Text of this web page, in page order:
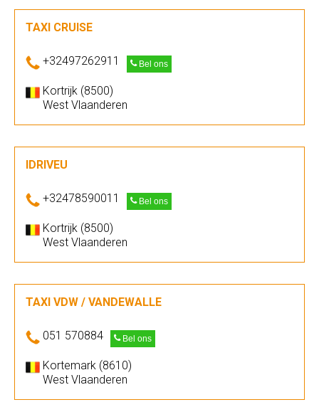
TAXI CRUISE
+32497262911 Bel ons
Kortrijk (8500)
West Vlaanderen
IDRIVEU
+32478590011 Bel ons
Kortrijk (8500)
West Vlaanderen
TAXI VDW / VANDEWALLE
051 570884 Bel ons
Kortemark (8610)
West Vlaanderen